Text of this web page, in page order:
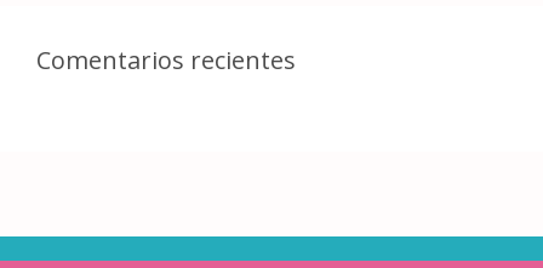
Comentarios recientes